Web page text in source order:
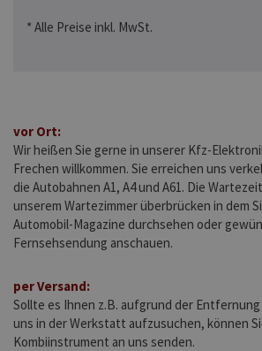
* Alle Preise inkl. MwSt.
vor Ort:
Wir heißen Sie gerne in unserer Kfz-
Frechen willkommen. Sie erreichen uns
die Autobahnen A1, A4 und A61. Die
unserem Wartezimmer überbrücken in dem
Automobil-Magazine durchsehen oder
Fernsehsendung anschauen.
per Versand:
Sollte es Ihnen z.B. aufgrund der
uns in der Werkstatt aufzusuchen, können
Kombiinstrument an uns senden.